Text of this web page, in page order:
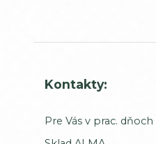
Kontakty:
Pre Vás v prac. dňoch